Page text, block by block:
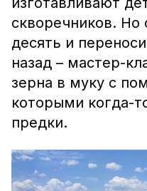
скворечников. Но
десять и
назад – мастер-
зерна в муку с
которыми когда-
предки.